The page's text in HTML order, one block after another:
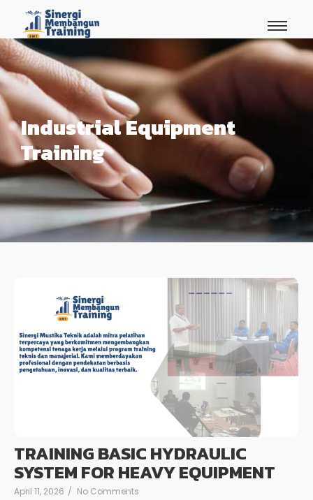
Industrial Equipment
Training
TRAINING BASIC HYDRAULIC
SYSTEM FOR HEAVY EQUIPMENT
April 11, 2026 / No Comments